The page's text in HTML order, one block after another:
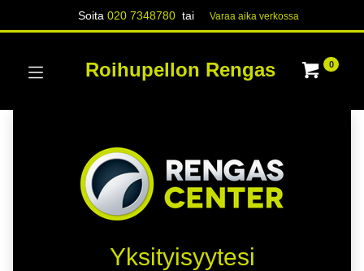
Soita020 7348780 tai Varaa aika verk​​​​ossa
Roihupellon Rengas 0
Yksityisyytesi